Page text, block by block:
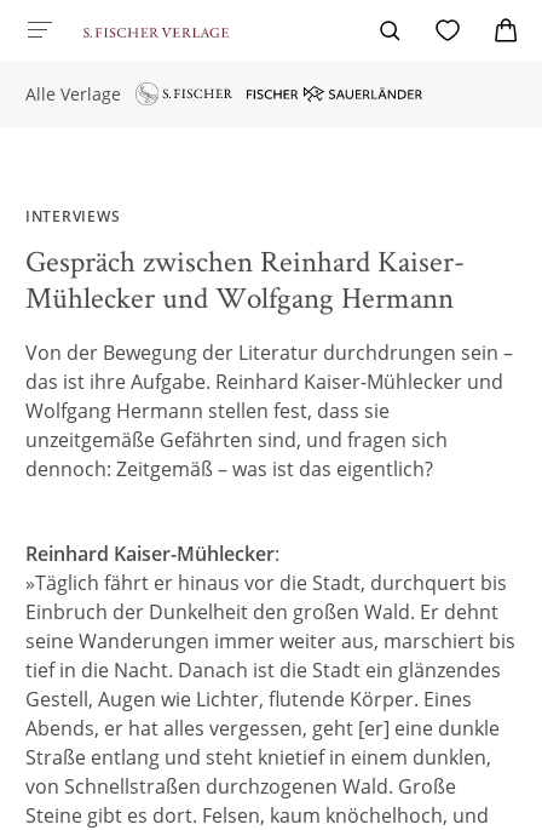
Alle Verlage
INTERVIEWS
Gespräch zwischen Reinhard Kaiser-
Mühlecker und Wolfgang Hermann
Von der Bewegung der Literatur durchdrungen sein –
das ist ihre Aufgabe. Reinhard Kaiser-Mühlecker und
Wolfgang Hermann stellen fest, dass sie
unzeitgemäße Gefährten sind, und fragen sich
dennoch: Zeitgemäß – was ist das eigentlich?
Reinhard Kaiser-Mühlecker:
»Täglich fährt er hinaus vor die Stadt, durchquert bis
Einbruch der Dunkelheit den großen Wald. Er dehnt
seine Wanderungen immer weiter aus, marschiert bis
tief in die Nacht. Danach ist die Stadt ein glänzendes
Gestell, Augen wie Lichter, flutende Körper. Eines
Abends, er hat alles vergessen, geht [er] eine dunkle
Straße entlang und steht knietief in einem dunklen,
von Schnellstraßen durchzogenen Wald. Große
Steine gibt es dort. Felsen, kaum knöchelhoch, und